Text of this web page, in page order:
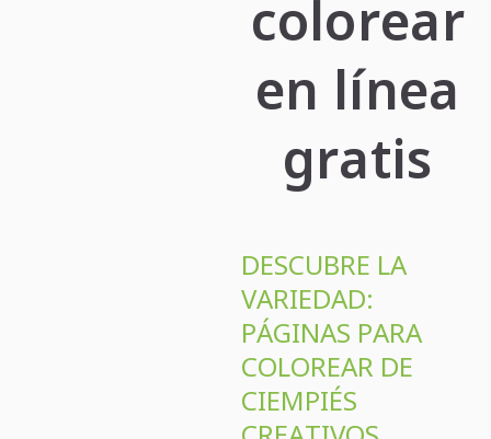
colorear
en línea
gratis
DESCUBRE LA
VARIEDAD:
PÁGINAS PARA
COLOREAR DE
CIEMPIÉS